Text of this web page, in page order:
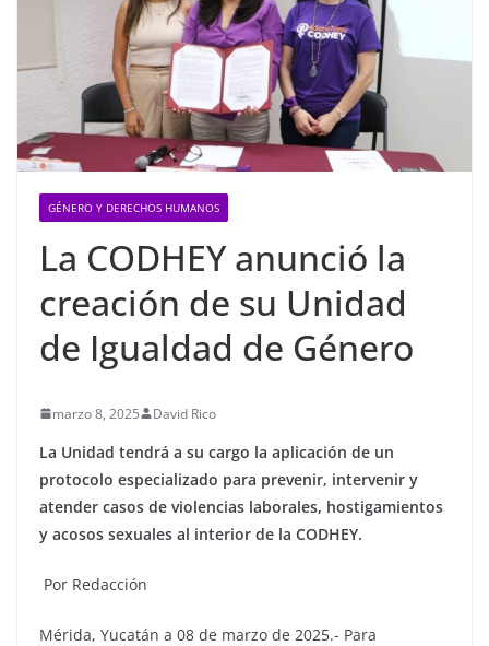
GÉNERO Y DERECHOS HUMANOS
La CODHEY anunció la
creación de su Unidad
de Igualdad de Género
marzo 8, 2025 David Rico
La Unidad tendrá a su cargo la aplicación de un
protocolo especializado para prevenir, intervenir y
atender casos de violencias laborales, hostigamientos
y acosos sexuales al interior de la CODHEY.
Por Redacción
Mérida, Yucatán a 08 de marzo de 2025.- Para